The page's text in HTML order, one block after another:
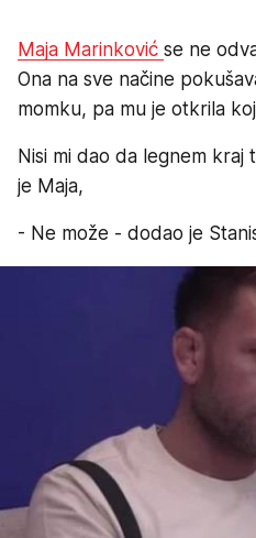
Maja Marinković se ne
Ona na sve načine
momku, pa mu je otkrila
Nisi mi dao da legnem
je Maja,
- Ne može - dodao je